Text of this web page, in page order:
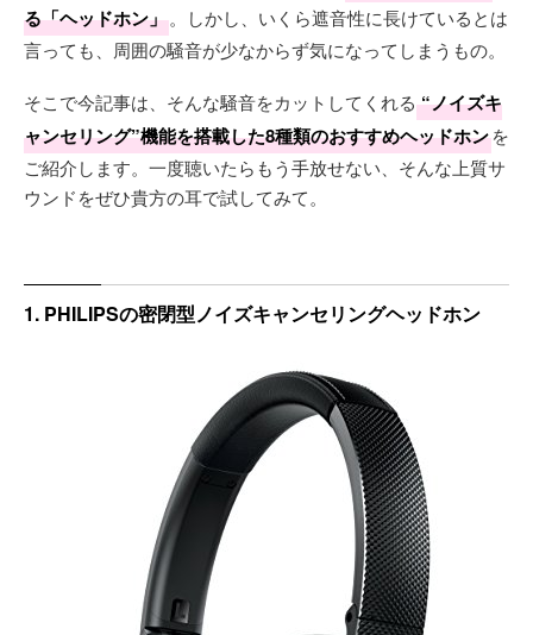
る「ヘッドホン」。しかし、いくら遮音性に長けているとは
言っても、周囲の騒音が少なからず気になってしまうもの。
そこで今記事は、そんな騒音をカットしてくれる “ノイズキ
ャンセリング”機能を搭載した8種類のおすすめヘッドホンを
ご紹介します。一度聴いたらもう手放せない、そんな上質サ
ウンドをぜひ貴方の耳で試してみて。
1. PHILIPSの密閉型ノイズキャンセリングヘッドホン